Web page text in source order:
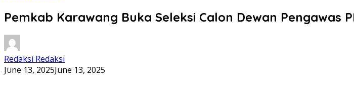
Pemkab Karawang Buka Seleksi Calon Dewan Pengawas
Redaksi Redaksi
June 13, 2025June 13, 2025